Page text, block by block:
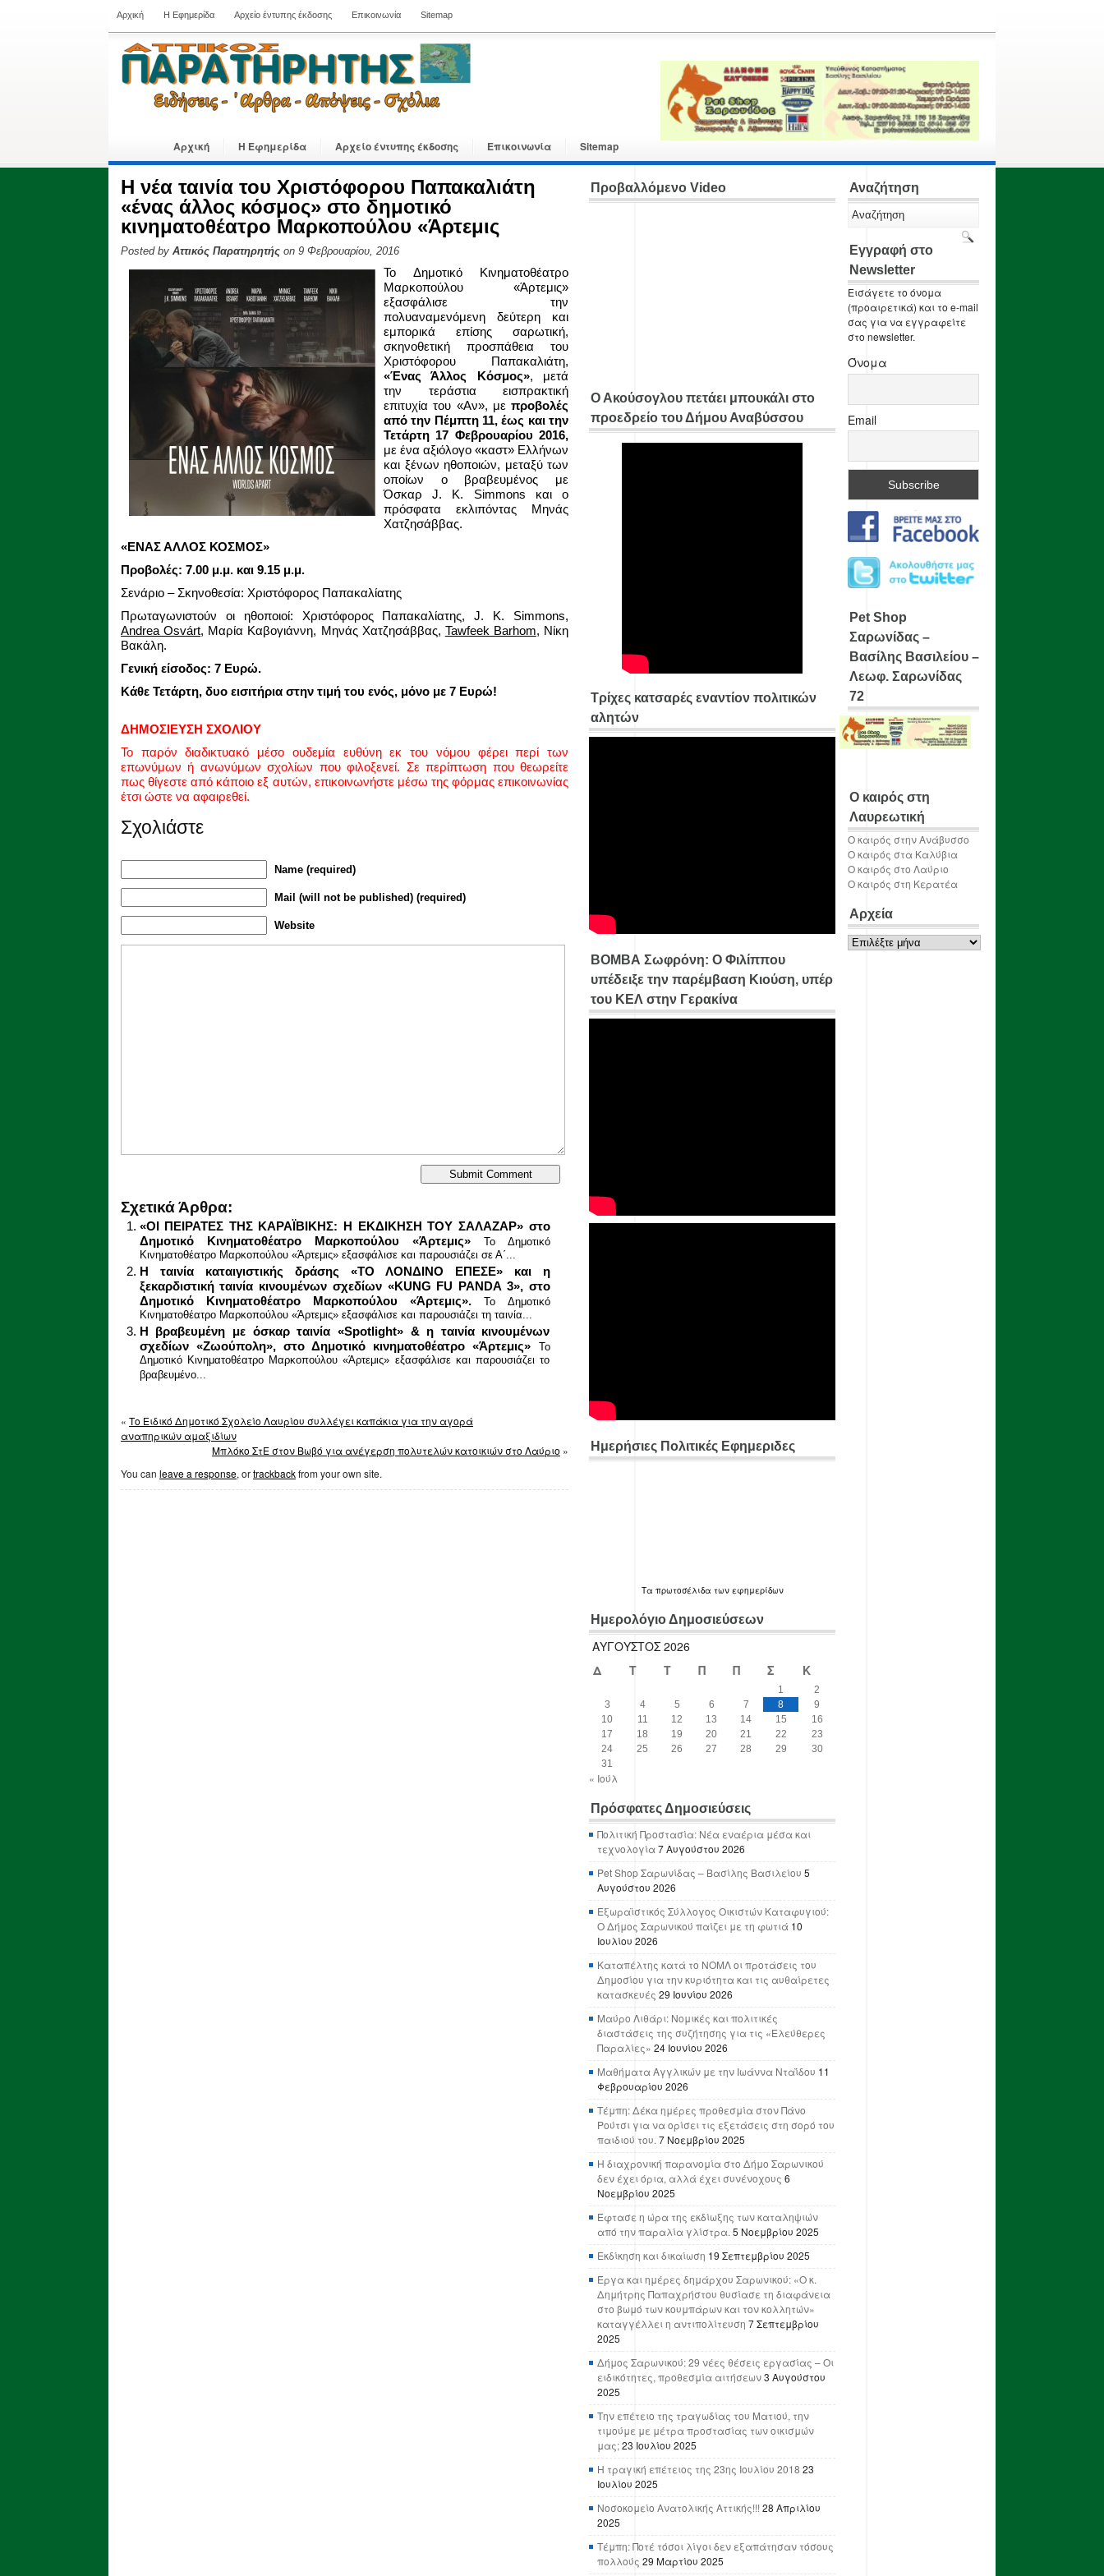
Αρχική Η Εφημερίδα Αρχείο έντυπης έκδοσης Επικοινωνία Sitemap
Αρχική Η Εφημερίδα Αρχείο έντυπης έκδοσης Επικοινωνία Sitemap
Η νέα ταινία του Χριστόφορου Παπακαλιάτη
«ένας άλλος κόσμος» στο δημοτικό
κινηματοθέατρο Μαρκοπούλου «Άρτεμις
Posted by Αττικός Παρατηρητής on 9 Φεβρουαρίου, 2016
Το Δημοτικό Κινηματοθέατρο
Μαρκοπούλου «Άρτεμις»
εξασφάλισε την
πολυαναμενόμενη δεύτερη και
εμπορικά επίσης σαρωτική,
σκηνοθετική προσπάθεια του
Χριστόφορου Παπακαλιάτη,
«Ένας Άλλος Κόσμος», μετά
την τεράστια εισπρακτική
επιτυχία του «Αν», με προβολές
από την Πέμπτη 11, έως και την
Τετάρτη 17 Φεβρουαρίου 2016,
με ένα αξιόλογο «καστ» Ελλήνων
και ξένων ηθοποιών, μεταξύ των
οποίων ο βραβευμένος με
Όσκαρ J. K. Simmons και ο
πρόσφατα εκλιπόντας Μηνάς
Χατζησάββας.
«ΕΝΑΣ ΑΛΛΟΣ ΚΟΣΜΟΣ»
Προβολές: 7.00 μ.μ. και 9.15 μ.μ.
Σενάριο – Σκηνοθεσία: Χριστόφορος Παπακαλίατης
Πρωταγωνιστούν οι ηθοποιοί: Χριστόφορος Παπακαλίατης, J. K. Simmons,
Andrea Osvárt, Μαρία Καβογιάννη, Μηνάς Χατζησάββας, Tawfeek Barhom, Νίκη
Βακάλη.
Γενική είσοδος: 7 Ευρώ.
Κάθε Τετάρτη, δυο εισιτήρια στην τιμή του ενός, μόνο με 7 Ευρώ!
ΔΗΜΟΣΙΕΥΣΗ ΣΧΟΛΙΟΥ
Το παρόν διαδικτυακό μέσο ουδεμία ευθύνη εκ του νόμου φέρει περί των
επωνύμων ή ανωνύμων σχολίων που φιλοξενεί. Σε περίπτωση που θεωρείτε
πως θίγεστε από κάποιο εξ αυτών, επικοινωνήστε μέσω της φόρμας επικοινωνίας
έτσι ώστε να αφαιρεθεί.
Σχολιάστε
Name (required)
Mail (will not be published) (required)
Website
Σχετικά Άρθρα:
«ΟΙ ΠΕΙΡΑΤΕΣ ΤΗΣ ΚΑΡΑΪΒΙΚΗΣ: Η ΕΚΔΙΚΗΣΗ ΤΟΥ ΣΑΛΑΖΑΡ» στο
Δημοτικό Κινηματοθέατρο Μαρκοπούλου «Άρτεμις»
Το Δημοτικό
Κινηματοθέατρο Μαρκοπούλου «Άρτεμις» εξασφάλισε και παρουσιάζει σε Α΄...
Η ταινία καταιγιστικής δράσης «ΤΟ ΛΟΝΔΙΝΟ ΕΠΕΣΕ» και η
ξεκαρδιστική ταινία κινουμένων σχεδίων «KUNG FU PANDA 3», στο
Δημοτικό Κινηματοθέατρο Μαρκοπούλου «Άρτεμις».
Το Δημοτικό
Κινηματοθέατρο Μαρκοπούλου «Άρτεμις» εξασφάλισε και παρουσιάζει τη ταινία...
Η βραβευμένη με όσκαρ ταινία «Spotlight» & η ταινία κινουμένων
σχεδίων «Ζωούπολη», στο Δημοτικό κινηματοθέατρο «Άρτεμις»
Το
Δημοτικό Κινηματοθέατρο Μαρκοπούλου «Άρτεμις» εξασφάλισε και παρουσιάζει το
βραβευμένο...
« Το Ειδικό Δημοτικό Σχολείο Λαυρίου συλλέγει καπάκια για την αγορά
αναπηρικών αμαξιδίων
Μπλόκο ΣτΕ στον Βωβό για ανέγερση πολυτελών κατοικιών στο Λαύριο »
You can leave a response, ortrackbackfrom your own site.
Προβαλλόμενο Video
Ο Ακούσογλου πετάει μπουκάλι στο
προεδρείο του Δήμου Αναβύσσου
Τρίχες κατσαρές εναντίον πολιτικών
αλητών
ΒΟΜΒΑ Σωφρόνη: Ο Φιλίππου
υπέδειξε την παρέμβαση Κιούση, υπέρ
του ΚΕΛ στην Γερακίνα
Ημερήσιες Πολιτικές Εφημεριδες
Τα πρωτοσέλιδα των εφημερίδων
Ημερολόγιο Δημοσιεύσεων
ΑΎΓΟΥΣΤΟΣ 2026
Δ
Τ Τ Π Π Σ Κ
1
2
3
4 5 6 7 8
9
10
11 12 13 14 15
16
17
18 19 20 21 22
23
24
25 26 27 28 29
30
31
« Ιούλ
Πρόσφατες Δημοσιεύσεις
Πολιτική Προστασία: Νέα εναέρια μέσα και
τεχνολογία7 Αυγούστου 2026
Pet Shop Σαρωνίδας – Βασίλης Βασιλείου 5
Αυγούστου 2026
Εξωραϊστικός Σύλλογος Οικιστών Καταφυγιού:
Ο Δήμος Σαρωνικού παίζει με τη φωτιά 10
Ιουλίου 2026
Καταπέλτης κατά το ΝΟΜΛ οι προτάσεις του
Δημοσίου για την κυριότητα και τις αυθαίρετες
κατασκευές 29 Ιουνίου 2026
Μαύρο Λιθάρι: Νομικές και πολιτικές
διαστάσεις της συζήτησης για τις «Ελεύθερες
Παραλίες» 24 Ιουνίου 2026
Μαθήματα Αγγλικών με την Ιωάννα Νταΐδου 11
Φεβρουαρίου 2026
Τέμπη: Δέκα ημέρες προθεσμία στον Πάνο
Ρούτσι για να ορίσει τις εξετάσεις στη σορό του
παιδιού του. 7 Νοεμβρίου 2025
Η διαχρονική παρανομία στο Δήμο Σαρωνικού
δεν έχει όρια, αλλά έχει συνένοχους 6
Νοεμβρίου 2025
Έφτασε η ώρα της εκδίωξης των καταληψιών
από την παραλία γλίστρα. 5 Νοεμβρίου 2025
Εκδίκηση και δικαίωση 19 Σεπτεμβρίου 2025
Έργα και ημέρες δημάρχου Σαρωνικού: «Ο κ.
Δημήτρης Παπαχρήστου θυσίασε τη διαφάνεια
στο βωμό των κουμπάρων και τον κολλητών»
καταγγέλλει η αντιπολίτευση 7 Σεπτεμβρίου
2025
Δήμος Σαρωνικού: 29 νέες θέσεις εργασίας – Οι
ειδικότητες, προθεσμία αιτήσεων3 Αυγούστου
2025
Την επέτειο της τραγωδίας του Ματιού, την
τιμούμε με μέτρα προστασίας των οικισμών
μας;23 Ιουλίου 2025
Η τραγική επέτειος της 23ης Ιουλίου 2018 23
Ιουλίου 2025
Νοσοκομείο Ανατολικής Αττικής!!! 28 Απριλίου
2025
Τέμπη: Ποτέ τόσοι λίγοι δεν εξαπάτησαν τόσους
πολλούς 29 Μαρτίου 2025
Αναζήτηση
Εγγραφή στο
Newsletter
Εισάγετε το όνομα
(προαιρετικά) και το e-mail
σας για να εγγραφείτε
στο newsletter.
Όνομα
Email
Pet Shop
Σαρωνίδας –
Βασίλης Βασιλείου –
Λεωφ. Σαρωνίδας
72
Ο καιρός στη
Λαυρεωτική
Ο καιρός στην Ανάβυσσο
Ο καιρός στα Καλύβια
Ο καιρός στο Λαύριο
Ο καιρός στη Κερατέα
Αρχεία
Αρχεία